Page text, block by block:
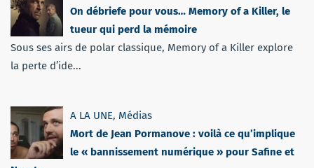
On débriefe pour vous… Memory of a Killer, le
tueur qui perd la mémoire
Sous ses airs de polar classique, Memory of a Killer explore
la perte d’ide...
A LA UNE, Médias
Mort de Jean Pormanove : voilà ce qu’implique
le « bannissement numérique » pour Safine et